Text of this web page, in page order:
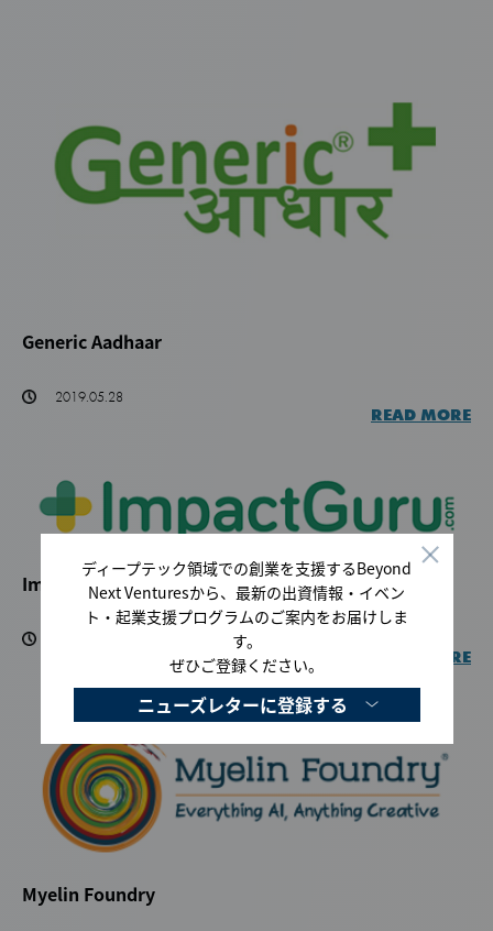
Generic Aadhaar
2019.05.28
READ MORE
ImpactGuru
READ MORE
Myelin Foundry
ディープテック領域での創業を支援するBeyond
Next Venturesから、最新の出資情報・イベン
ト・起業支援プログラムのご案内をお届けしま
す。
ぜひご登録ください。
ニューズレターに登録する